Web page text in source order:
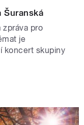
Šuranská
pro
je
koncert skupiny